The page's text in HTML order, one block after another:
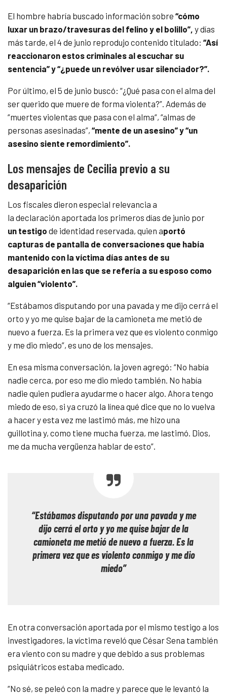
El hombre habría buscado información sobre “cómo
luxar un brazo/travesuras del felino y el bolillo”, y días
más tarde, el 4 de junio reprodujo contenido titulado: “Así
reaccionaron estos criminales al escuchar su
sentencia” y “¿puede un revólver usar silenciador?”.
Por último, el 5 de junio buscó: “¿Qué pasa con el alma del
ser querido que muere de forma violenta?”. Además de
“muertes violentas que pasa con el alma“, “almas de
personas asesinadas”, “mente de un asesino” y “un
asesino siente remordimiento”.
Los mensajes de Cecilia previo a su
desaparición
Los fiscales dieron especial relevancia a
la declaración aportada los primeros días de junio por
un testigo de identidad reservada, quien aportó
capturas de pantalla de conversaciones que había
mantenido con la víctima días antes de su
desaparición en las que se refería a su esposo como
alguien “violento”.
“Estábamos disputando por una pavada y me dijo cerrá el
orto y yo me quise bajar de la camioneta me metió de
nuevo a fuerza. Es la primera vez que es violento conmigo
y me dio miedo”, es uno de los mensajes.
En esa misma conversación, la joven agregó: “No había
nadie cerca, por eso me dio miedo también. No había
nadie quien pudiera ayudarme o hacer algo. Ahora tengo
miedo de eso, si ya cruzó la línea qué dice que no lo vuelva
a hacer y esta vez me lastimó más, me hizo una
guillotina y, como tiene mucha fuerza, me lastimó. Dios,
me da mucha vergüenza hablar de esto”.
“Estábamos disputando por una pavada y me
dijo cerrá el orto y yo me quise bajar de la
camioneta me metió de nuevo a fuerza. Es la
primera vez que es violento conmigo y me dio
miedo”
En otra conversación aportada por el mismo testigo a los
investigadores, la víctima reveló que César Sena también
era viento con su madre y que debido a sus problemas
psiquiátricos estaba medicado.
“No sé, se peleó con la madre y parece que le levantó la